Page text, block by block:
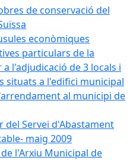
de conservació del
econòmiques
particulars de la
l'adjudicació de 3 locals i
situats a l'edifici municipal
al municipi de
del Servei d'Abastament
maig 2009
l'Arxiu Municipal de